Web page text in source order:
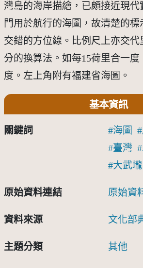
灣島的海岸描繪，已頗接近現代
門用於航行的海圖，故清楚的
交錯的方位線。比例尺上亦交代
分的換算法。如每15荷里合一度
度。左上角附有福建省海圖。
基本資訊
關鍵詞 海圖
臺灣
大武壠
原始資料連結 原始資
資料來源 文化部
主題分類 其他